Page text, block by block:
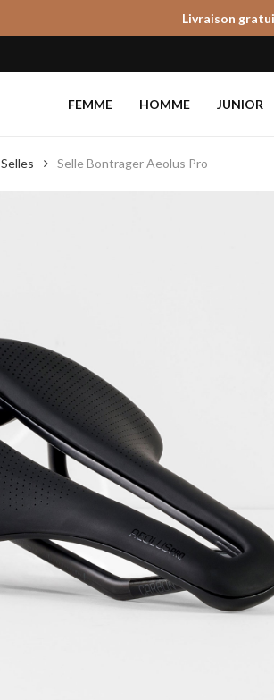
Livraison
FEMME HOMME JUNIOR
Selles Selle Bontrager Aeolus Pro